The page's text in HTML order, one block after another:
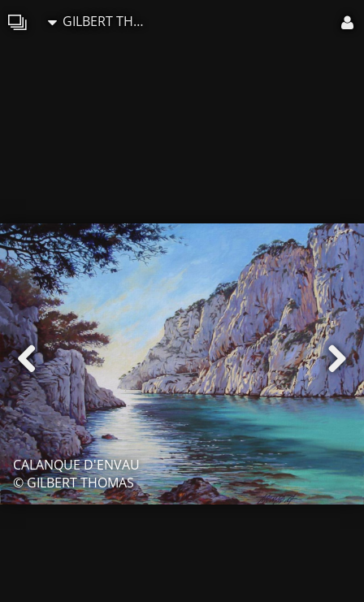
GILBERT THOMAS
CALANQUE D'ENVAU
© GILBERT THOMAS